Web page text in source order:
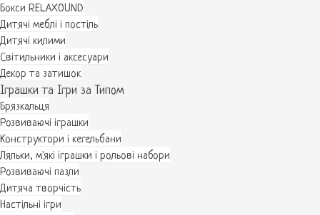
Бокси RELAXOUND
Дитячі меблі і постіль
Дитячі килими
Світильники і аксесуари
Декор та затишок
Іграшки та Ігри за Типом
Брязкальця
Розвиваючі іграшки
Конструктори і кегельбани
Ляльки, м'які іграшки і рольові набори
Розвиваючі пазли
Дитяча творчість
Настільні ігри